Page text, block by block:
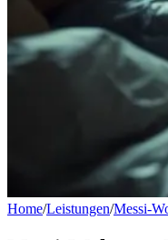
Home/Leistungen/Messi-